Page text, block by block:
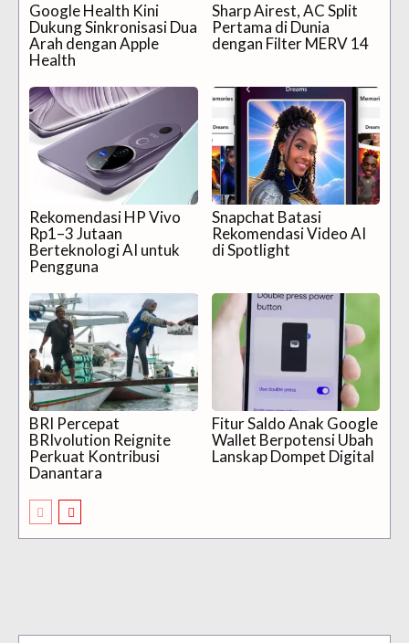
Google Health Kini
Dukung Sinkronisasi Dua
Arah dengan Apple
Health
Sharp Airest, AC Split
Pertama di Dunia
dengan Filter MERV 14
Rekomendasi HP Vivo
Rp1–3 Jutaan
Berteknologi AI untuk
Pengguna
Snapchat Batasi
Rekomendasi Video AI
di Spotlight
BRI Percepat
BRIvolution Reignite
Perkuat Kontribusi
Danantara
Fitur Saldo Anak Google
Wallet Berpotensi Ubah
Lanskap Dompet Digital